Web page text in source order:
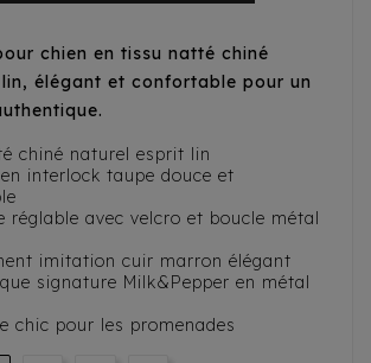
chien en tissu natté chiné
élégant et confortable pour un
chiné naturel esprit lin
interlock taupe douce et
réglable avec velcro et boucle métal
imitation cuir marron élégant
signature Milk&Pepper en métal
chic pour les promenades